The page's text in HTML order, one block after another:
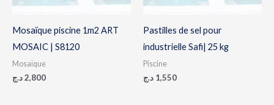
Mosaïque piscine 1m2 ART
MOSAIC | S8120
Mosaïque
2,800د.ج
Pastilles de sel pour
industrielle Safi| 25 kg
Piscine
1,550 د.ج